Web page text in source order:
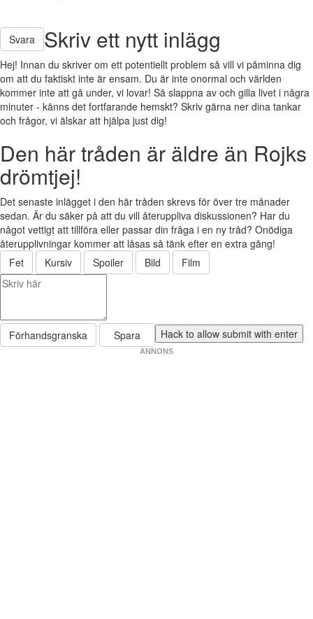
Svara Skriv ett nytt inlägg
Hej! Innan du skriver om ett potentiellt problem så vill vi påminna dig
om att du faktiskt inte är ensam. Du är inte onormal och världen
kommer inte att gå under, vi lovar! Så slappna av och gilla livet i några
minuter - känns det fortfarande hemskt? Skriv gärna ner dina tankar
och frågor, vi älskar att hjälpa just dig!
Den här tråden är äldre än Rojks
drömtjej!
Det senaste inlägget i den här tråden skrevs för över tre månader
sedan. Är du säker på att du vill återuppliva diskussionen? Har du
något vettigt att tillföra eller passar din fråga i en ny tråd? Onödiga
återupplivningar kommer att låsas så tänk efter en extra gång!
Fet
Kursiv Spoiler Bild Film
Förhandsgranska Spara
ANNONS